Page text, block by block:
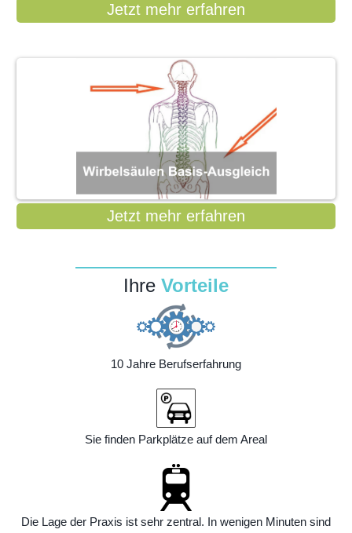
Jetzt mehr erfahren
Jetzt mehr erfahren
Ihre Vorteile
10 Jahre Berufserfahrung
Sie finden Parkplätze auf dem Areal
Die Lage der Praxis ist sehr zentral. In wenigen Minuten sind